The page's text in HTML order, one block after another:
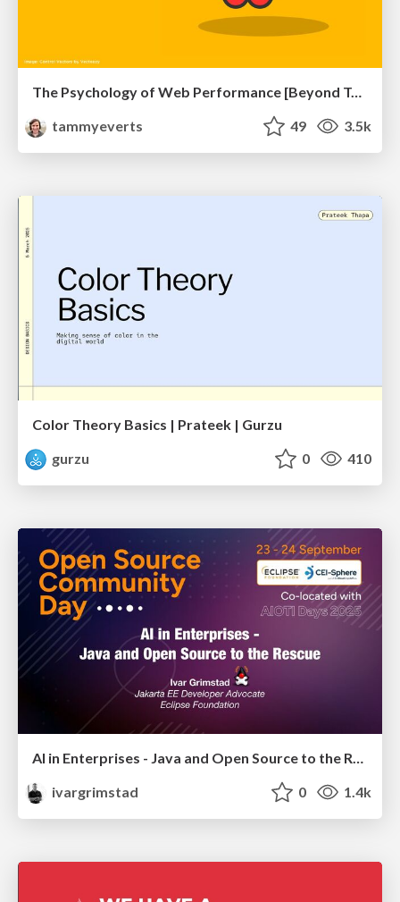
The Psychology of Web Performance [Beyond Tellerrand 2023]
tammyeverts
49 3.5k
Color Theory Basics | Prateek | Gurzu
gurzu
0 410
ivargrimstad
0 1.4k